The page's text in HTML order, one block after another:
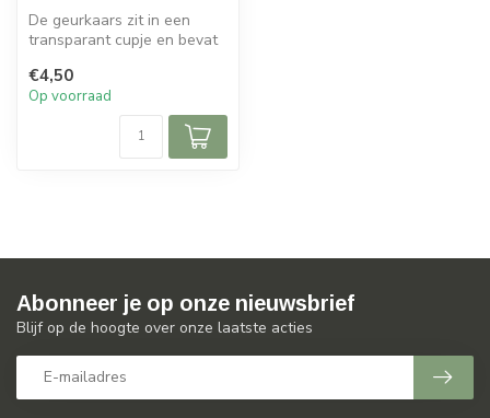
De geurkaars zit in een
transparant cupje en bevat
€4,50
Op voorraad
Abonneer je op onze nieuwsbrief
Blijf op de hoogte over onze laatste acties